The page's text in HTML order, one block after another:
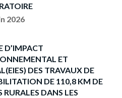
2026
D’IMPACT
ET
DES TRAVAUX DE
DE 110,8 KM DE
RURALES DANS LES